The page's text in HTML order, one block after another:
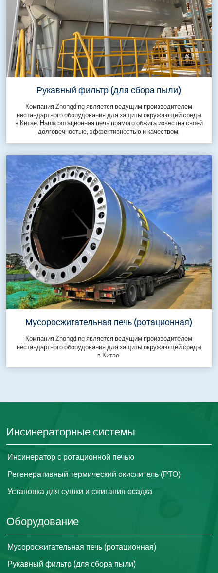
Рукавный фильтр (для сбора пыли)
Компания Zhongding является ведущим производителем
нестандартного оборудования для защиты окружающей среды
в Китае. Наша ротационная печь прямого обжига известна своей
долговечностью, эффективностью и качеством.
Мусоросжигательная печь (ротационная)
Компания Zhongding является ведущим производителем
нестандартного оборудования для защиты окружающей среды
в Китае.
Инсинераторные системы
Инсинератор с ротационной печью
Регенеративный термический окислитель (РТО)
Установка для сушки и сжигания осадка
Оборудование
Мусоросжигательная печь (ротационная)
Рукавный фильтр (для сбора пыли)